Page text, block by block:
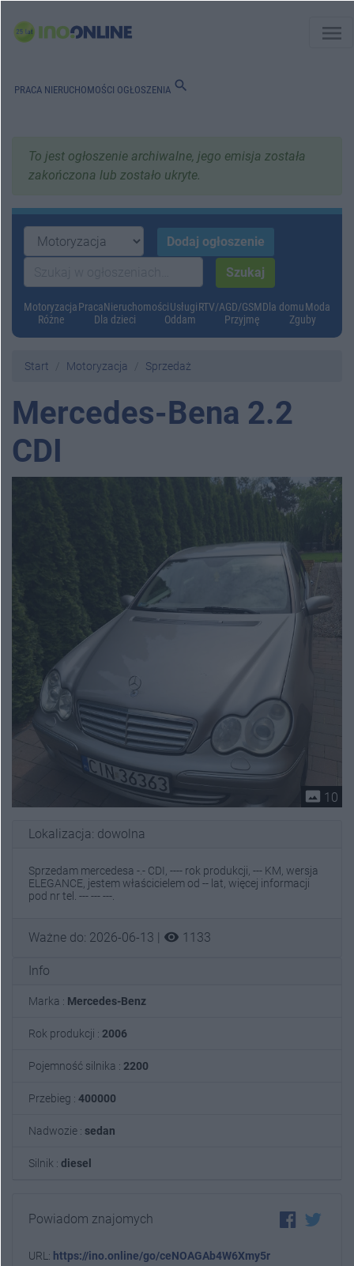
menu
PRACA NIERUCHOMOŚCI OGŁOSZENIA search
To jest ogłoszenie archiwalne, jego emisja została
zakończona lub zostało ukryte.
MotoryzacjaPracaNieruchomościUsługiRTV/AGD/GSMDla domuModa
Różne
Dla dzieci Oddam Przyjmę Zguby
Start Motoryzacja Sprzedaż
Mercedes-Bena 2.2
CDI
photo_size_select_actual 10
Lokalizacja: dowolna
Sprzedam mercedesa -.- CDI, ---- rok produkcji, --- KM, wersja
ELEGANCE, jestem właścicielem od -- lat, więcej informacji
pod nr tel. --- --- ---.
Ważne do: 2026-06-13 | visibility 1133
Info
Marka : Mercedes-Benz
Rok produkcji : 2006
Pojemność silnika : 2200
Przebieg : 400000
Nadwozie : sedan
Silnik : diesel
Powiadom znajomych
URL: https://ino.online/go/ceNOAGAb4W6Xmy5r